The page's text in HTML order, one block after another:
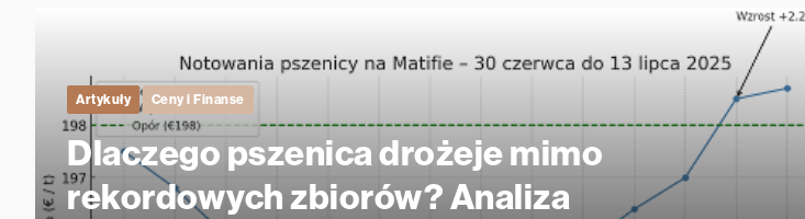
Artykuły Ceny i Finanse
Dlaczego pszenica drożeje mimo
rekordowych zbiorów? Analiza